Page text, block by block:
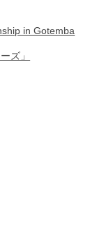
in Gotemba
ズ」